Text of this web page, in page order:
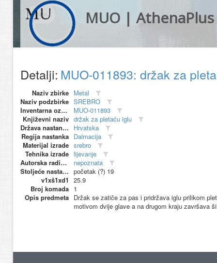
MUO | AthenaPlus
Detalji: MUO-011893: držak za
Naziv zbirke Metal
Naziv podzbirke SREBRO
Inventarna oznaka
MUO-011893
Književni naziv držak za pletaću iglu
Država nastanka
Hrvatska
Regija nastanka Dalmacija
Materijal izrade srebro
Tehnika izrade lijevanje
Autorska radionica (proizvođač)
nepoznata
Stoljeće nastanka početak (?) 19
v1xš1xd1
25.9
Broj komada 1
Opis predmeta Držak se zatiče za pas i pridržava iglu prilikom
motivom dvije glave a na drugom kraju završava